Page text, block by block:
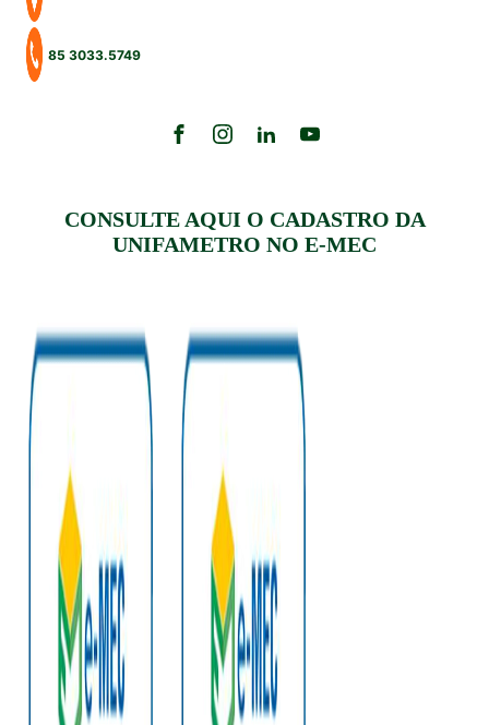
85 3033.5749
CONSULTE AQUI O CADASTRO DA
UNIFAMETRO NO E-MEC